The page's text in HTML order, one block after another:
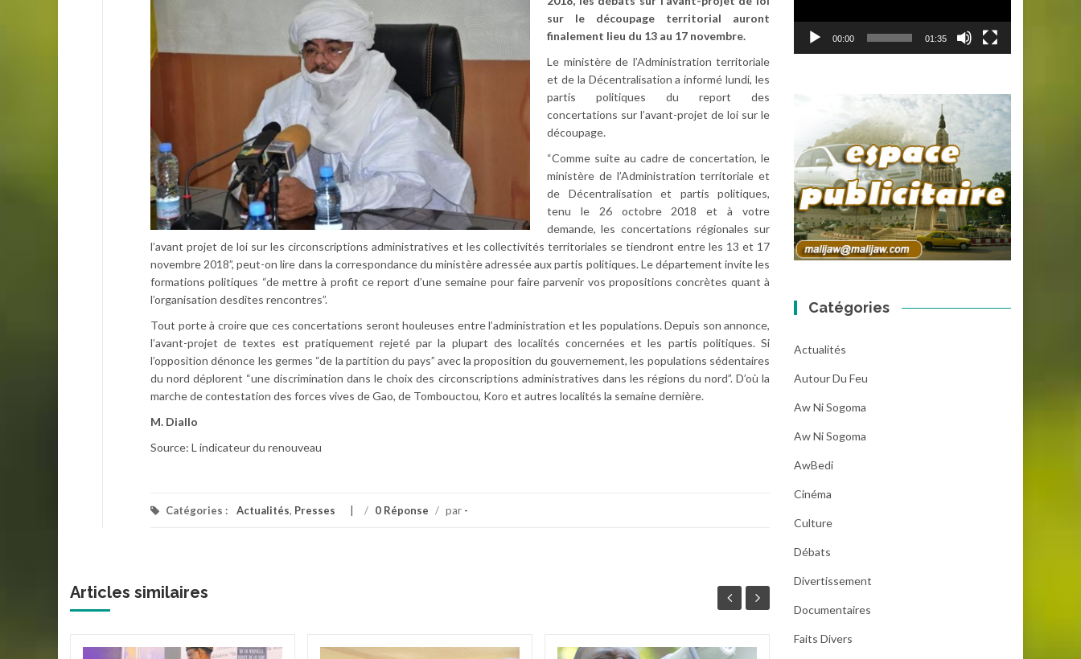
sur le découpage territorial auront
finalement lieu du 13 au 17 novembre.
Le ministère de l’Administration territoriale
et de la Décentralisation a informé lundi, les
partis politiques du report des
concertations sur l’avant-projet de loi sur le
découpage.
“Comme suite au cadre de concertation, le
ministère de l’Administration territoriale et
de Décentralisation et partis politiques,
tenu le 26 octobre 2018 et à votre
demande, les concertations régionales sur
l’avant projet de loi sur les circonscriptions administratives et les collectivités territoriales se tiendront entre les 13 et 17
novembre 2018”, peut-on lire dans la correspondance du ministère adressée aux partis politiques. Le département invite les
formations politiques “de mettre à profit ce report d’une semaine pour faire parvenir vos propositions concrètes quant à
l’organisation desdites rencontres”.
Tout porte à croire que ces concertations seront houleuses entre l’administration et les populations. Depuis son annonce,
l’avant-projet de textes est pratiquement rejeté par la plupart des localités concernées et les partis politiques. Si
l’opposition dénonce les germes “de la partition du pays” avec la proposition du gouvernement, les populations sédentaires
du nord déplorent “une discrimination dans le choix des circonscriptions administratives dans les régions du nord”. D’où la
marche de contestation des forces vives de Gao, de Tombouctou, Koro et autres localités la semaine dernière.
M. Diallo
Source: L indicateur du renouveau
Catégories : Actualités, Presses / 0 Réponse / par -
Articles similaires
00:00 01:35
Catégories
Actualités
Autour Du Feu
Aw Ni Sogoma
Aw Ni Sogoma
AwBedi
Cinéma
Culture
Débats
Divertissement
Documentaires
Faits Divers